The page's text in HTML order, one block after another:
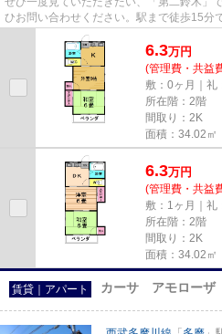
ひお問い合わせください。駅まで徒歩15分
が2つあるので、用途や行き先...
6.3万円
(管理費・共益
敷：0ヶ月｜礼
所在階：2階
間取り：2K
面積：34.02㎡
6.3万円
(管理費・共益
敷：1ヶ月｜礼
所在階：2階
間取り：2K
面積：34.02㎡
賃貸｜アパート カーサ アモローザ